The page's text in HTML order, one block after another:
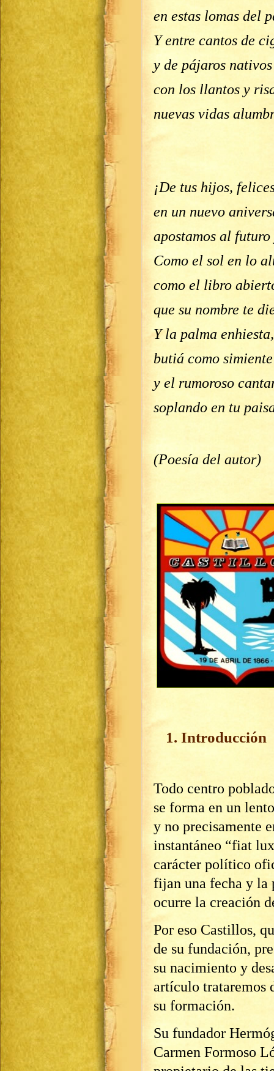
en estas lomas del
Y entre cantos de
y de pájaros
con los llantos y
nuevas vidas
¡De tus hijos,
en un nuevo
apostamos al
Como el sol en lo
como el libro
que su nombre te
Y la palma
butiá como
y el rumoroso
soplando en tu
(Poesía del autor)
1. Introducción
Todo centro
se forma en un
y no precisamente
instantáneo “fiat
carácter político
fijan una fecha y la
ocurre la creación
Por eso Castillos,
de su fundación,
su nacimiento y
artículo trataremos
su formación.
Su fundador
Carmen Formoso